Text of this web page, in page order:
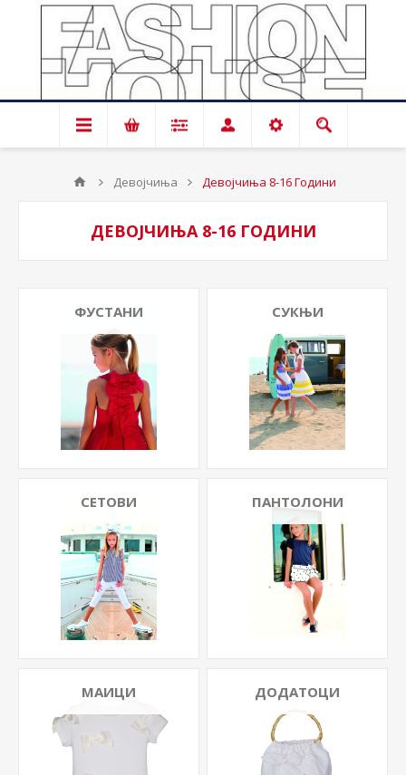
Девојчиња Девојчиња 8-16 Години
ДЕВОЈЧИЊА 8-16 ГОДИНИ
ФУСТАНИ СУКЊИ
СЕТОВИ ПАНТОЛОНИ
МАИЦИ ДОДАТОЦИ